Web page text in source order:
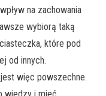
na zachowania
wybiorą taką
które pod
od innych.
więc powszechne.